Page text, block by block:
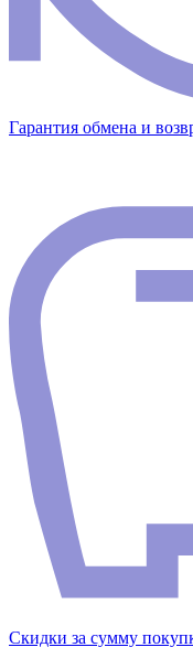
Гарантия обмена и
Скидки за сумму